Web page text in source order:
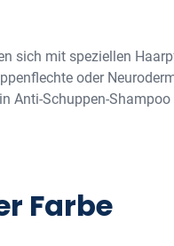
sich mit speziellen
oder
Anti-Schuppen-
Farbe